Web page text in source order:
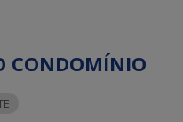
CONDOMÍNIO